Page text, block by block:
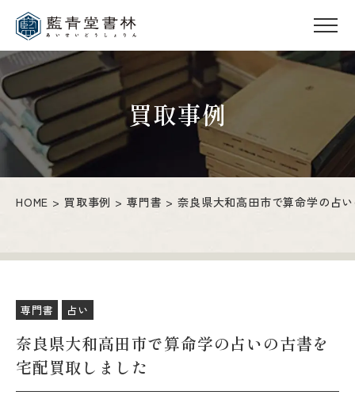
買取事例
HOME 買取事例 専門書 奈良県大和高田市で算命学の占
専門書 占い
奈良県大和高田市で算命学の占いの古書を
宅配買取しました